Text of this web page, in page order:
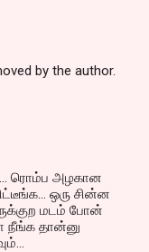
by the author.
ரொம்ப அழகான
ஒரு சின்ன
மடம் போன்
நீங்க தான்னு